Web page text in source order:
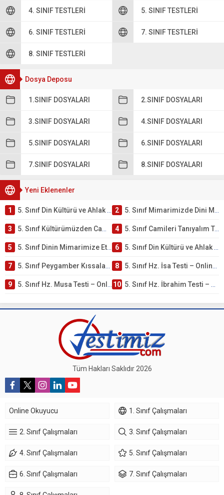
4. SINIF TESTLERI 5. SINIF TESTLERI
6. SINIF TESTLERI 7. SINIF TESTLERI
8. SINIF TESTLERI
Dosya Deposu
1.SINIF DOSYALARI 2.SINIF DOSYALARI
3.SINIF DOSYALARI 4.SINIF DOSYALARI
5.SINIF DOSYALARI 6.SINIF DOSYALARI
7.SINIF DOSYALARI 8.SINIF DOSYALARI
Yeni Eklenenler
1 5. Sınıf Din Kültürü ve Ahlak Bilgisi 4. Ünite: Mimarimizde Dini Motifler Çalışmaları 2 5. Sınıf Mimarimizde Dini Motifler Ünite Testi – Online Çöz
3 5. Sınıf Kültürümüzden Cami Örnekleri Testi – Online Çöz 4 5. Sınıf Camileri Tanıyalım Testi – Online Çöz
5 5. Sınıf Dinin Mimarimize Etkisi Testi – Online Çöz 6 5. Sınıf Din Kültürü ve Ahlak Bilgisi 4. Ünite: Peygamber Kıssaları Çalışmaları
7 5. Sınıf Peygamber Kıssaları Ünite Testi – Online Çöz 8 5. Sınıf Hz. İsa Testi – Online Çöz
9 5. Sınıf Hz. Musa Testi – Online Çöz 10 5. Sınıf Hz. İbrahim Testi – Online Çöz
Tüm Hakları Saklıdır 2026
Online Okuyucu 1. Sınıf Çalışmaları
2. Sınıf Çalışmaları 3. Sınıf Çalışmaları
4. Sınıf Çalışmaları 5. Sınıf Çalışmaları
6. Sınıf Çalışmaları 7. Sınıf Çalışmaları